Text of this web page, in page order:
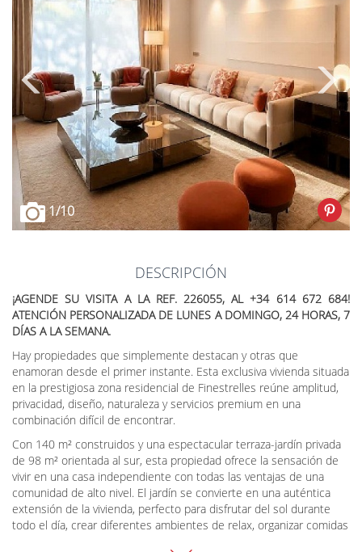
1/10
DESCRIPCIÓN
¡AGENDE SU VISITA A LA REF. 226055, AL +34 614 672 684!
ATENCIÓN PERSONALIZADA DE LUNES A DOMINGO, 24 HORAS, 7
DÍAS A LA SEMANA.
Hay propiedades que simplemente destacan y otras que
enamoran desde el primer instante. Esta exclusiva vivienda situada
en la prestigiosa zona residencial de Finestrelles reúne amplitud,
privacidad, diseño, naturaleza y servicios premium en una
combinación difícil de encontrar.
Con 140 m² construidos y una espectacular terraza-jardín privada
de 98 m² orientada al sur, esta propiedad ofrece la sensación de
vivir en una casa independiente con todas las ventajas de una
comunidad de alto nivel. El jardín se convierte en una auténtica
extensión de la vivienda, perfecto para disfrutar del sol durante
todo el día, crear diferentes ambientes de relax, organizar comidas